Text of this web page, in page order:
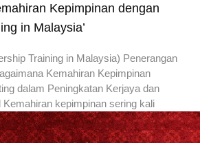
Kepimpinan dengan
in Malaysia’
Training in Malaysia) Penerangan
Kemahiran Kepimpinan
dalam Peningkatan Kerjaya dan
Kemahiran kepimpinan sering kali